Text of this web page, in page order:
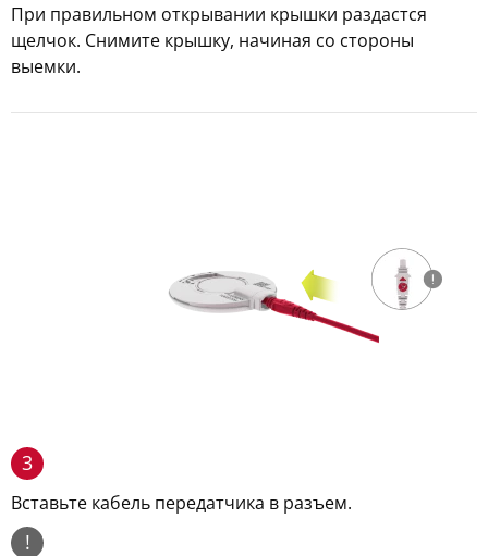
При правильном открывании крышки раздастся
щелчок. Снимите крышку, начиная со стороны
выемки.
3
Вставьте кабель передатчика в разъем.
!